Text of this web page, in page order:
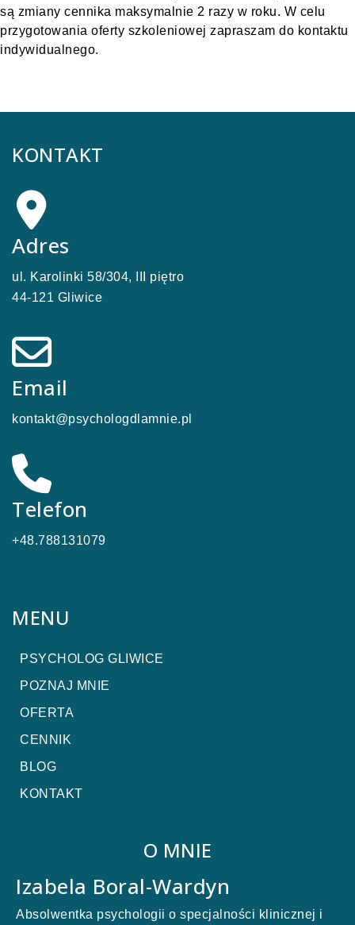
są zmiany cennika maksymalnie 2 razy w roku. W celu
przygotowania oferty szkoleniowej zapraszam do kontaktu
indywidualnego.
KONTAKT
Adres
ul. Karolinki 58/304, III piętro
44-121 Gliwice
Email
kontakt@psychologdlamnie.pl
Telefon
+48.788131079
MENU
PSYCHOLOG GLIWICE
POZNAJ MNIE
OFERTA
CENNIK
BLOG
KONTAKT
O MNIE
Izabela Boral-Wardyn
Absolwentka psychologii o specjalności klinicznej i